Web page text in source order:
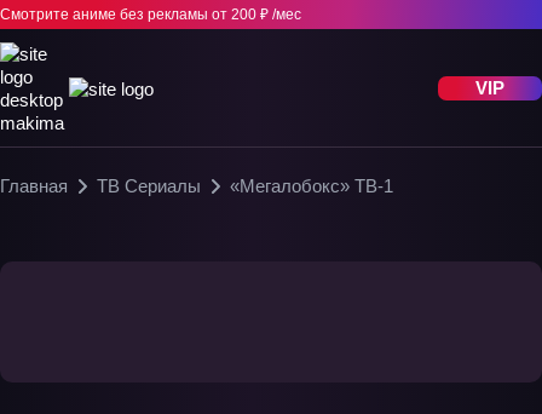
Смотрите аниме без рекламы от 200 ₽ /мес
VIP
Главная ТВ Сериалы «Мегалобокс» ТВ-1